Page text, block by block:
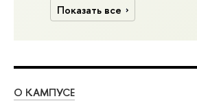
Показать все
О КАМПУСЕ